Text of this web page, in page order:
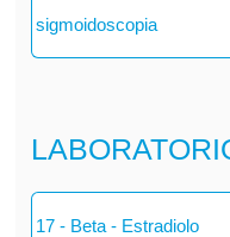
sigmoidoscopia
17 - Beta - Estradiolo